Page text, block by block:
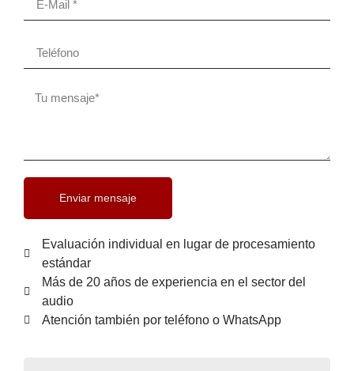
Enviar mensaje
Evaluación individual en lugar de procesamiento
estándar
Más de 20 años de experiencia en el sector del
audio
Atención también por teléfono o WhatsApp